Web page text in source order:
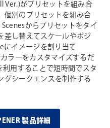
Ver.)がプリセットを組み合
個別のプリセットを組み合
からプリセットをタイ
差し替えてスケールやポジ
にイメージを割り当て
ラーをカスタマイズするだ
用することで短時間でスタ
グシークエンスを制作する
製品詳細